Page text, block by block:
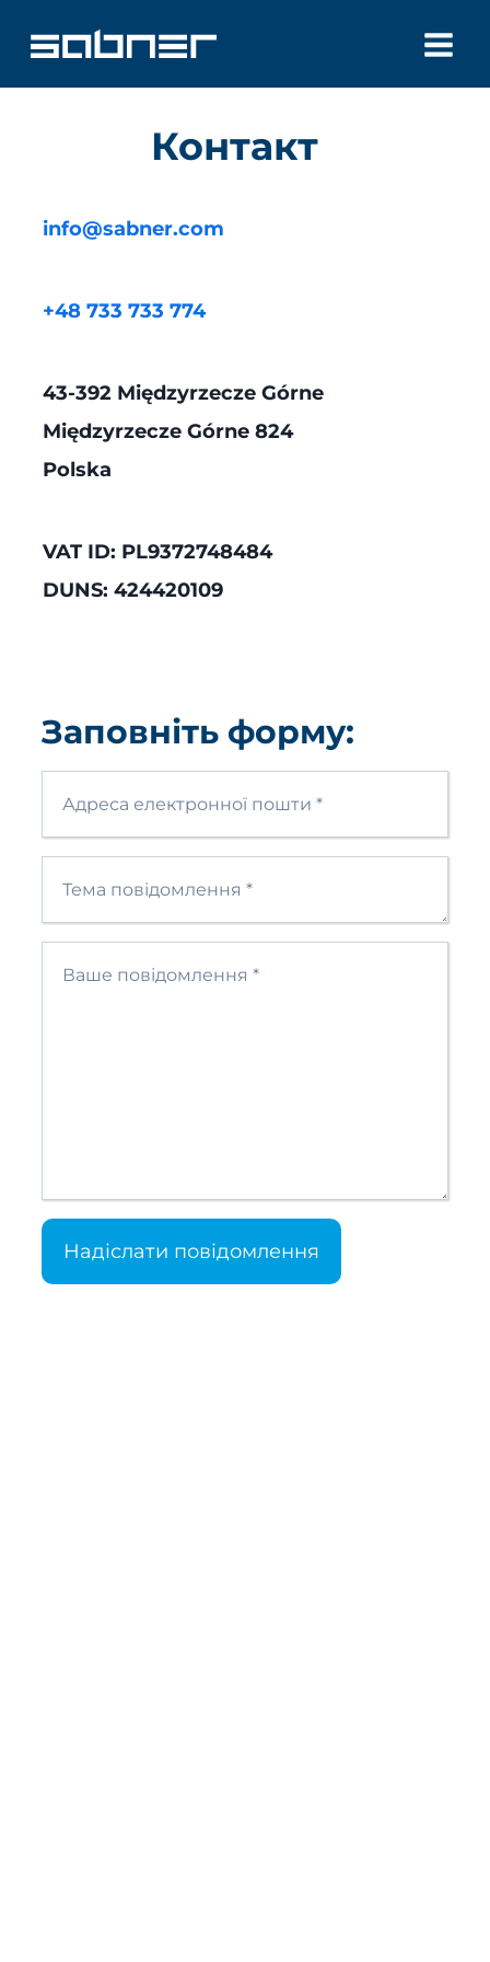
вмісту
Контакт
info@sabner.com
+48 733 733 774
43-392 Międzyrzecze Górne
Międzyrzecze Górne 824
Polska
VAT ID: PL9372748484
DUNS: 424420109
Заповніть форму:
Надіслати повідомлення